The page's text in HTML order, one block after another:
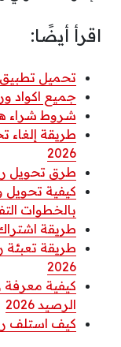
اقرأ أيضًا:
تحميل تطبيق
جميع اكواد
شروط شراء
طريقة إلغاء
2026
طرق تحويل
بالخطوات
طريقة اشتراك
طريقة تعبئة
2026
كيفية
الرصيد 2026
كيف استلف